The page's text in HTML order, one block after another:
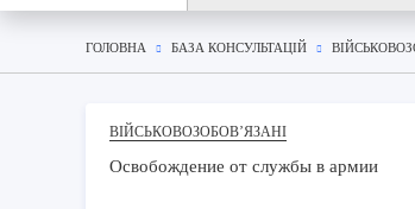
ГОЛОВНА БАЗА КОНСУЛЬТАЦIЙ
ВІЙСЬКОВОЗОБОВ’ЯЗАНІ
Освобождение от службы в армии